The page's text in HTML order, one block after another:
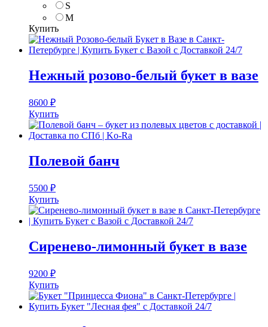
S
M
Купить
Нежный розово-белый букет в вазе
8600 ₽
Купить
Полевой банч
5500 ₽
Купить
Сиренево-лимонный букет в вазе
9200 ₽
Купить